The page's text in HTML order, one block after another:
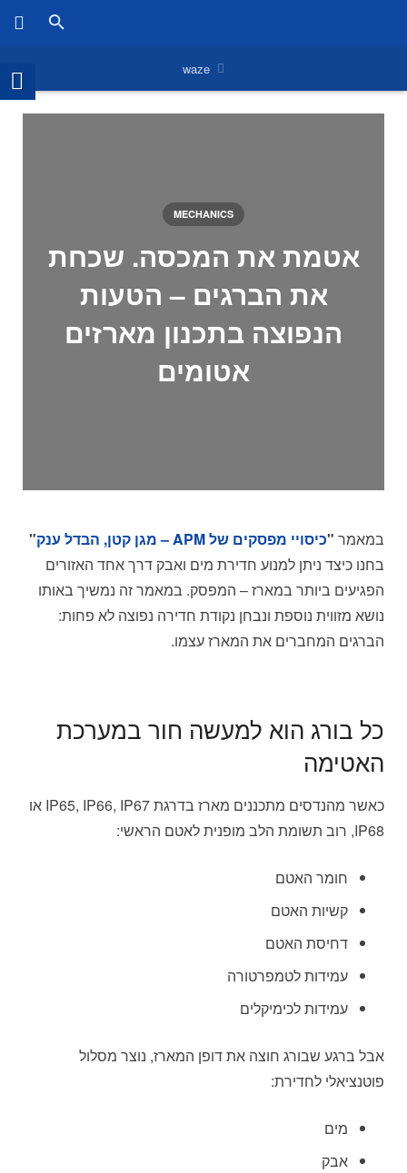
waze
אטמת את המכסה. שכחת
את הברגים – הטעות
הנפוצה בתכנון מארזים
אטומים
MECHANICS
במאמר "כיסויי מפסקים של APM – מגן קטן, הבדל ענק
"
בחנו כיצד ניתן למנוע חדירת מים ואבק דרך אחד האזורים
הפגיעים ביותר במארז – המפסק. במאמר זה נמשיך באותו
נושא מזווית נוספת ונבחן נקודת חדירה נפוצה לא פחות:
הברגים המחברים את המארז עצמו.
כל בורג הוא למעשה חור במערכת
האטימה
כאשר מהנדסים מתכננים מארז בדרגת IP65, IP66, IP67 או
IP68, רוב תשומת הלב מופנית לאטם הראשי:
חומר האטם
קשיות האטם
דחיסת האטם
עמידות לטמפרטורה
עמידות לכימיקלים
אבל ברגע שבורג חוצה את דופן המארז, נוצר מסלול
פוטנציאלי לחדירת:
מים
אבק